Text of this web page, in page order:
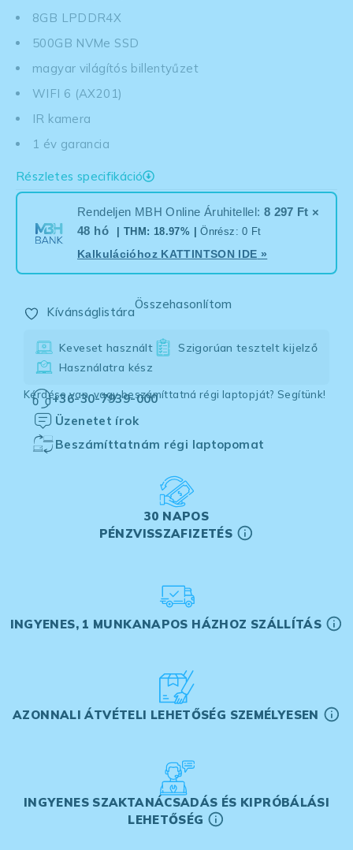
8GB LPDDR4X
500GB NVMe SSD
magyar világítós billentyűzet
WIFI 6 (AX201)
IR kamera
1 év garancia
Részletes specifikáció
Rendeljen MBH Online Áruhitellel: 8 297 Ft ×
48 hó
| THM: 18.97% |Önrész: 0 Ft
Kalkulációhoz KATTINTSON IDE »
Kívánságlistára
Összehasonlítom
Keveset használt
Szigorúan tesztelt kijelző
Használatra kész
Kérdése van, vagy beszámíttatná régi laptopját? Segítünk!
+36-30-7939-000
Üzenetet írok
Beszámíttatnám régi laptopomat
30 NAPOS
PÉNZVISSZAFIZETÉS
INGYENES, 1 MUNKANAPOS HÁZHOZ SZÁLLÍTÁS
AZONNALI ÁTVÉTELI LEHETŐSÉG SZEMÉLYESEN
INGYENES SZAKTANÁCSADÁS ÉS KIPRÓBÁLÁSI
LEHETŐSÉG